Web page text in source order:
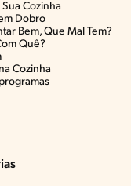
Cozinha
Dobro
Bem, Que Mal Tem?​
Quê?​
Cozinha​